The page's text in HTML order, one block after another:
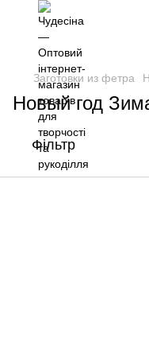
Заготовки из фетра
Новый год
Фільтр